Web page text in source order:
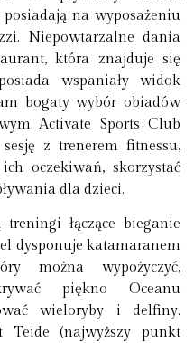
na wyposażeniu
Niepowtarzalne dania
która znajduje się
wspaniały widok
bogaty wybór obiadów
Activate Sports Club
z trenerem fitnessu,
oczekiwań, skorzystać
dla dzieci.
łączące bieganie
dysponuje katamaranem
można wypożyczyć,
piękno Oceanu
wieloryby i delfiny.
Teide (najwyższy punkt